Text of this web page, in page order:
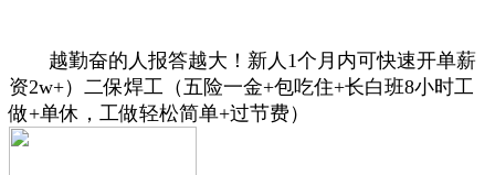
越勤奋的人报答越大！新人1个月内可快速开单薪
资2w+）二保焊工（五险一金+包吃住+长白班8小时工
做+单休，工做轻松简单+过节费）